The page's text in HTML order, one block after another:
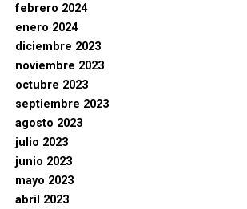
febrero 2024
enero 2024
diciembre 2023
noviembre 2023
octubre 2023
septiembre 2023
agosto 2023
julio 2023
junio 2023
mayo 2023
abril 2023